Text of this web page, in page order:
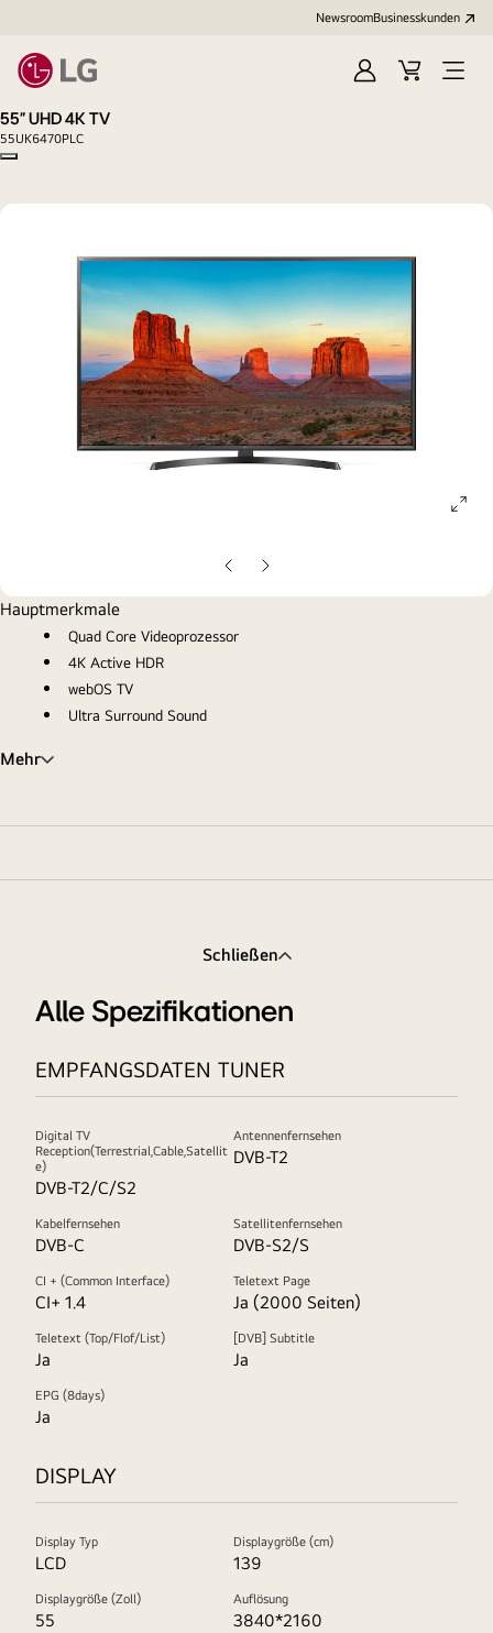
NewsroomBusinesskunden
AnmeldenWarenkorb
Menü
55" UHD 4K TV
55UK6470PLC
Copy model name
Vorherige
Folie
Nächste
Folie
Hauptmerkmale
Quad Core Videoprozessor
4K Active HDR
webOS TV
Ultra Surround Sound
Mehr
Schließen
Alle Spezifikationen
EMPFANGSDATEN TUNER
Digital TV
Reception(Terrestrial,Cable,Satellit
e)
DVB-T2/C/S2
Antennenfernsehen
DVB-T2
Kabelfernsehen
DVB-C
Satellitenfernsehen
DVB-S2/S
CI + (Common Interface)
CI+ 1.4
Teletext Page
Ja (2000 Seiten)
Teletext (Top/Flof/List)
Ja
[DVB] Subtitle
Ja
EPG (8days)
Ja
DISPLAY
Display Typ
LCD
Displaygröße (cm)
139
Displaygröße (Zoll)
55
Auflösung
3840*2160